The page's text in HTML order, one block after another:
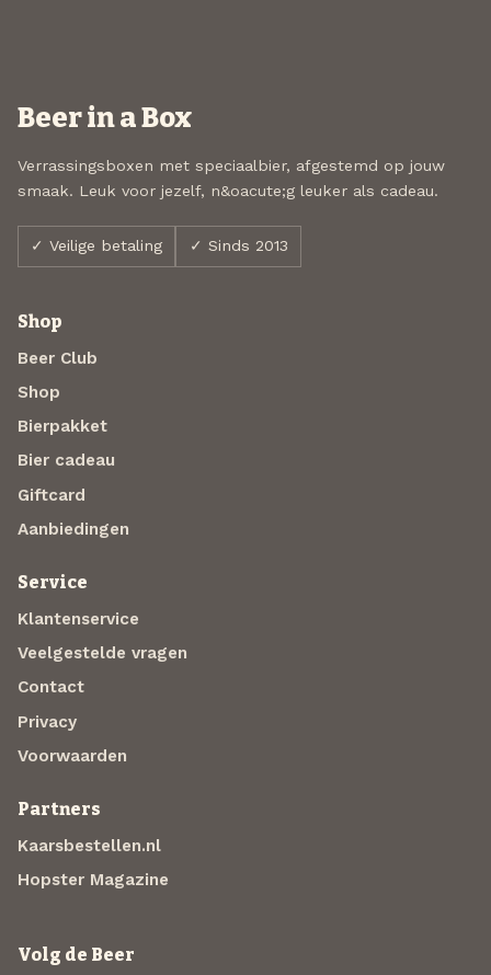
Beer in a Box
Verrassingsboxen met speciaalbier, afgestemd op jouw
smaak. Leuk voor jezelf, n&oacute;g leuker als cadeau.
✓ Veilige betaling ✓ Sinds 2013
Shop
Beer Club
Shop
Bierpakket
Bier cadeau
Giftcard
Aanbiedingen
Service
Klantenservice
Veelgestelde vragen
Contact
Privacy
Voorwaarden
Partners
Kaarsbestellen.nl
Hopster Magazine
Volg de Beer